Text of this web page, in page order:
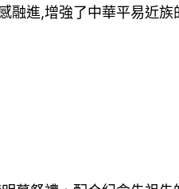
融進,增強了中華平易近族